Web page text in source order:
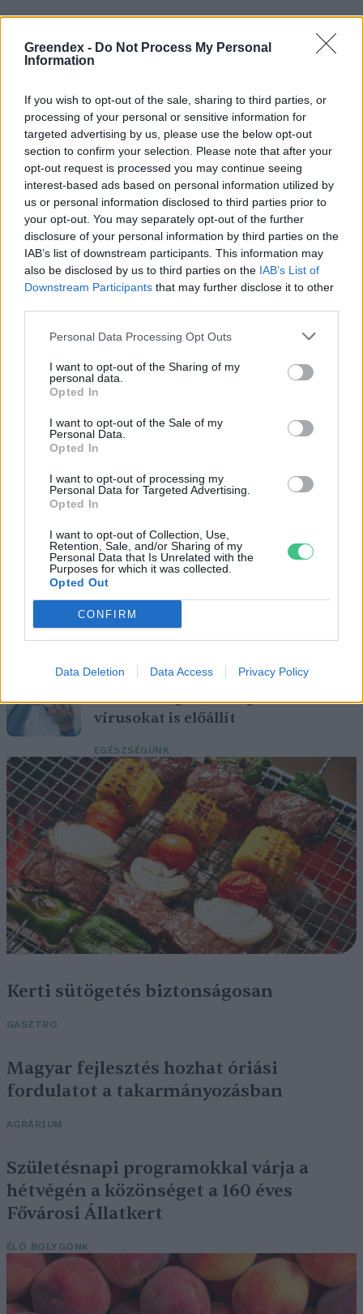
Greendex - Do Not Process My Personal
Information
If you wish to opt-out of the sale, sharing to third parties, or
processing of your personal or sensitive information for
targeted advertising by us, please use the below opt-out
section to confirm your selection. Please note that after your
opt-out request is processed you may continue seeing
interest-based ads based on personal information utilized by
us or personal information disclosed to third parties prior to
your opt-out. You may separately opt-out of the further
disclosure of your personal information by third parties on the
IAB’s list of downstream participants. This information may
also be disclosed by us to third parties on the IAB’s List of
Downstream Participants that may further disclose it to other
Personal Data Processing Opt Outs
I want to opt-out of the Sharing of my
personal data.
Opted In
I want to opt-out of the Sale of my
Personal Data.
Opted In
I want to opt-out of processing my
Personal Data for Targeted Advertising.
Opted In
I want to opt-out of Collection, Use,
Retention, Sale, and/or Sharing of my
Personal Data that Is Unrelated with the
Purposes for which it was collected.
Opted Out
CONFIRM
Data Deletion Data Access Privacy Policy
jövője? | Holnapután
PODCAST Novák Zsombor 3 perc
Rekord alacsony a Velencei-tó vízszintje. Alkalmazkodási válság
vagy ökológiai katasztrófa? Dr. Boromisza Zsomborral jártuk körbe
a tó múltját, jelenét, jövőjét.
Tombol a hőség és az aszály, mégis
nő a klímaszkepticizmus
A mesterséges intelligencia már
vírusokat is előállít
EGÉSZSÉGÜNK
Kerti sütögetés biztonságosan
GASZTRO
Magyar fejlesztés hozhat óriási
fordulatot a takarmányozásban
AGRÁRIUM
Születésnapi programokkal várja a
hétvégén a közönséget a 160 éves
Fővárosi Állatkert
ÉLŐ BOLYGÓNK